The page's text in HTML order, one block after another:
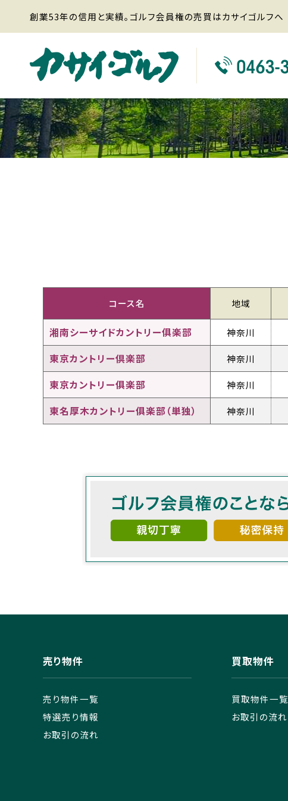
創業53年の信用と実績。ゴルフ会員権の売買はカサイゴルフへ
コース名 地域
湘南シーサイドカントリー俱楽部 神奈川
東京カントリー倶楽部 神奈川
東京カントリー俱楽部 神奈川
東名厚木カントリー俱楽部（単独） 神奈川
売り物件
売り物件一覧
特選売り情報
お取引の流れ
買取物件
買取物件一覧
お取引の流れ